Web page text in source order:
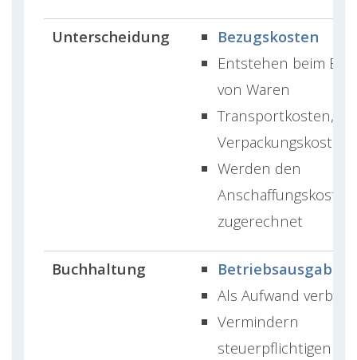
Unterscheidung
Bezugskosten
Entstehen beim
von Waren
Transportkosten,
Verpackungskosten
Werden den
Anschaffungskosten
zugerechnet
Buchhaltung
Betriebsausgabe
Als Aufwand
Vermindern
steuerpflichtigen